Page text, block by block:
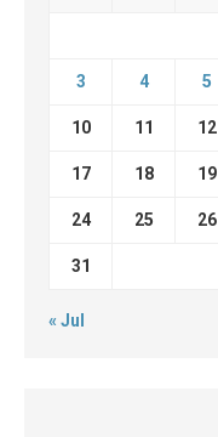
3 4 5
10 11 12
17 18 19
24 25 26
31
« Jul